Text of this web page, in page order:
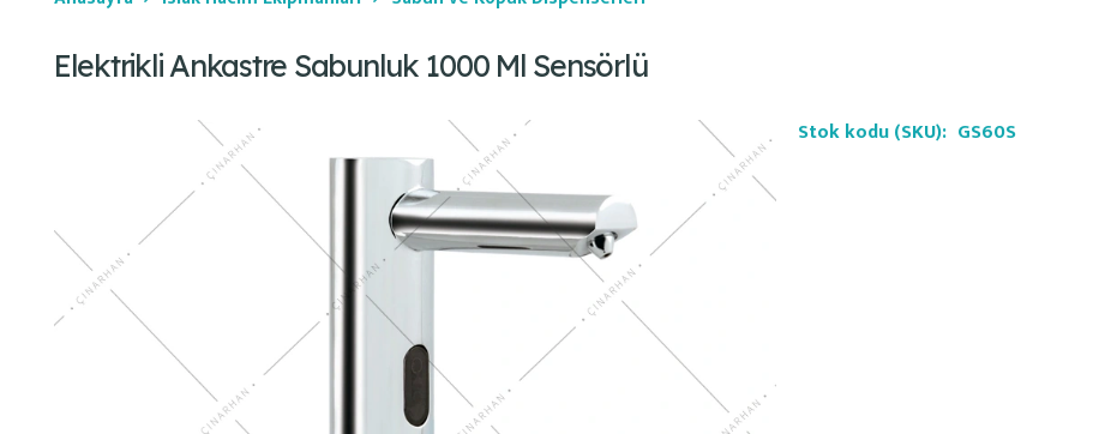
Elektrikli Ankastre Sabunluk 1000 Ml Sensörlü
Stok kodu (SKU): GS60S